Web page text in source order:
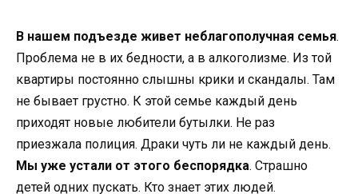
В нашем подъезде живет неблагополучная семья.
Проблема не в их бедности, а в алкоголизме. Из той
квартиры постоянно слышны крики и скандалы. Там
не бывает грустно. К этой семье каждый день
приходят новые любители бутылки. Не раз
приезжала полиция. Драки чуть ли не каждый день.
Мы уже устали от этого беспорядка. Страшно
детей одних пускать. Кто знает этих людей.